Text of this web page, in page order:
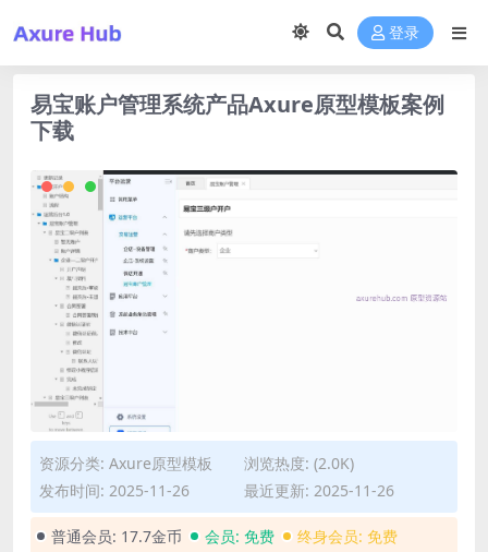
登录
易宝账户管理系统产品Axure原型模板案例
下载
资源分类: Axure原型模板
浏览热度: (2.0K)
发布时间: 2025-11-26
最近更新: 2025-11-26
普通会员: 17.7金币 会员: 免费 终身会员: 免费